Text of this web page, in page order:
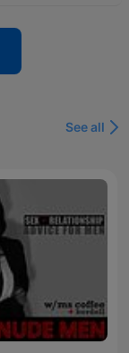
See all